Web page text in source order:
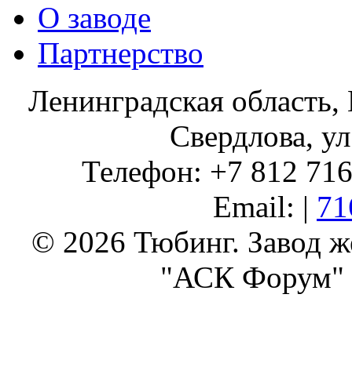
О заводе
Партнерство
Ленинградская
Свердлова,
Телефон: +7 812
Email: |
© 2026 Тюбинг. Завод
"АСК Форум"